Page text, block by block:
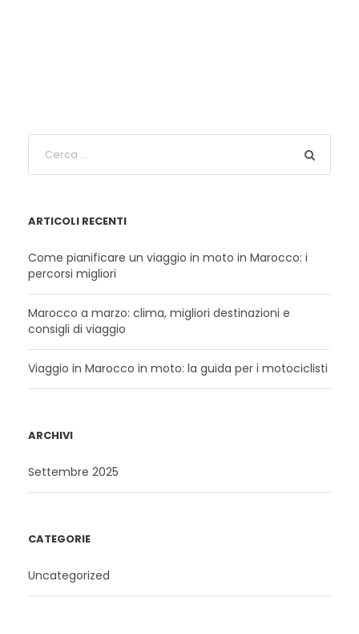
ARTICOLI RECENTI
Come pianificare un viaggio in moto in Marocco: i
percorsi migliori
Marocco a marzo: clima, migliori destinazioni e
consigli di viaggio
Viaggio in Marocco in moto: la guida per i motociclisti
ARCHIVI
Settembre 2025
CATEGORIE
Uncategorized